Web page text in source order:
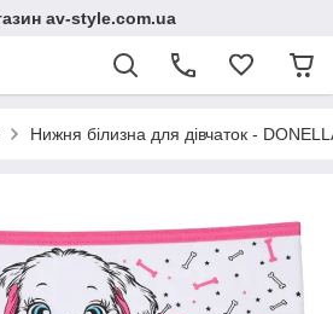
av-style.com.ua
Нижня білизна для дівчаток -